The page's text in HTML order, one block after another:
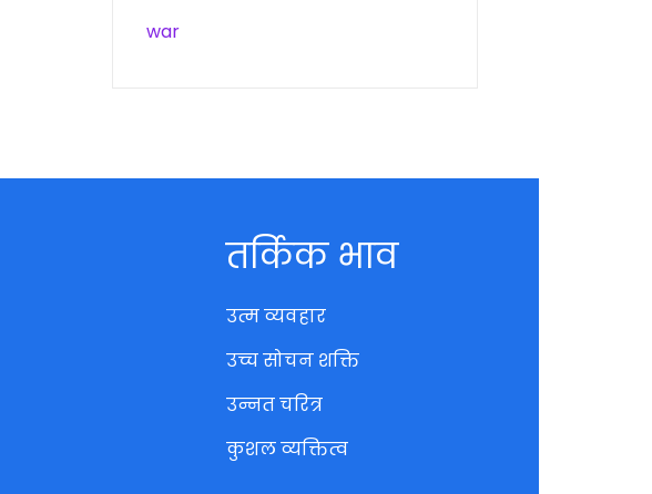
war
तर्किक भाव
उत्म व्यवहार
उच्च सोचन शक्ति
उन्नत चरित्र
कुशल व्यक्तित्व